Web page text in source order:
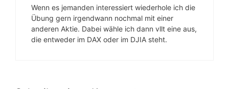
Wenn es jemanden interessiert wiederhole ich die
Übung gern irgendwann nochmal mit einer
anderen Aktie. Dabei wähle ich dann vllt eine aus,
die entweder im DAX oder im DJIA steht.